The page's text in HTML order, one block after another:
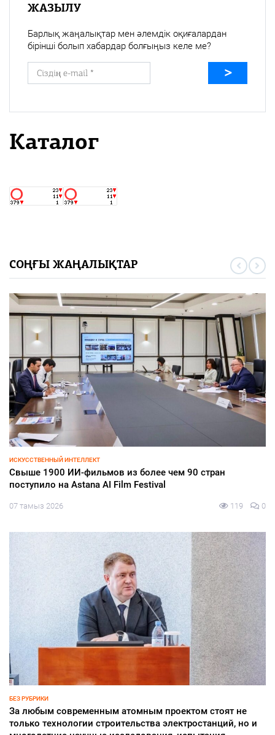
Каталог
СОҢҒЫ ЖАҢАЛЫҚТАР
ИСКУССТВЕННЫЙ ИНТЕЛЛЕКТ
Свыше 1900 ИИ-фильмов из более чем 90 стран
поступило на Astana AI Film Festival
07 тамыз 2026 119 0
БЕЗ РУБРИКИ
За любым современным атомным проектом стоят не
только технологии строительства электростанций, но и
ЖАЗЫЛУ
Барлық жаңалықтар мен әлемдік оқиғалардан
бірінші болып хабардар болғыңыз келе ме?